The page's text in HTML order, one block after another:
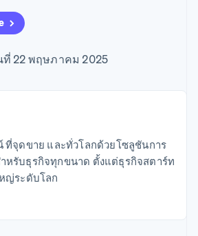
Recognition
ระบบ
สำหรับการ
Stripe
ข้อมูล
อุตสาหกรรม
ท AI
ะสันทนาการ
ะกันภัย
ละความบันเทิง
กรไม่แสวงผลกำไร
รัฐ
รับอยู่
ตรียมและจัดการ
ป
อย่างโค้ด
กของนักพัฒนา
นะ API
ประชุมประจำปีแบบ
สชัน
งข่าว
Press
ต่อฝ่ายขาย
รเป็นพาร์ทเนอร์
ที่ 22 พฤษภาคม 2025
ที่จุดขาย และทั่วโลกด้วยโซลูชันการ
ำหรับธุรกิจทุกขนาด ตั้งแต่ธุรกิจสตาร์ท
ญ่ระดับโลก